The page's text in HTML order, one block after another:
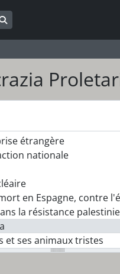
étrangère
nationale
en Espagne, contre
la résistance
et ses animaux tristes
hommes Suisse